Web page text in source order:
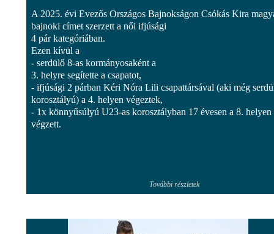
A 2025. évi Evezős Országos Bajnokságon Csókás Kira
bajnoki címet szerzett a női ifjúsági
4 pár kategóriában.
Ezen kívül a
- serdülő 8-as kormányosaként a
3. helyre segítette a csapatot,
- ifjúsági 2 párban Kéri Nóra Lili csapattársával (aki még
korosztályú) a 4. helyen végeztek,
- 1x könnyűsúlyú U23-as korosztályban 17 évesen a 8. helyen
végzett.
További részletek